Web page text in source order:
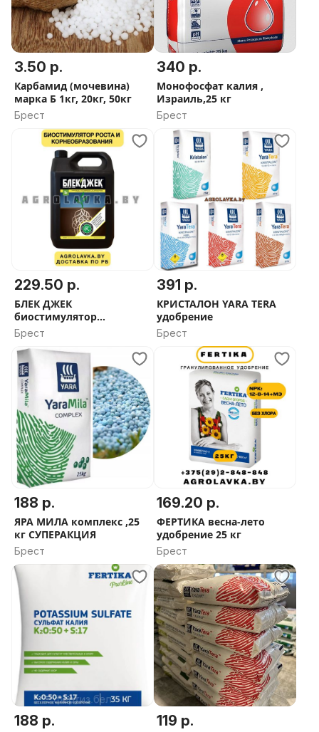
3.50 р.
Карбамид (мочевина)
марка Б 1кг, 20кг, 50кг
Брест
340 р.
Монофосфат калия ,
Израиль,25 кг
Брест
229.50 р.
БЛЕК ДЖЕК
биостимулятор
корнеобразования
Брест
391 р.
КРИСТАЛОН YARA TERA
удобрение
Брест
188 р.
ЯРА МИЛА комплекс ,25
кг СУПЕРАКЦИЯ
Брест
169.20 р.
ФЕРТИКА весна-лето
удобрение 25 кг
Брест
188 р. 119 р.